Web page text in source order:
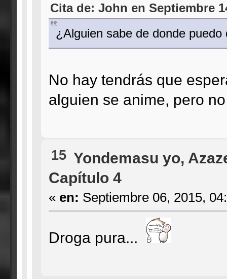
Cita de: John en Septiembre
¿Alguien sabe de donde
No hay tendrás que
alguien se anime, pero
15 Yondemasu yo,
Capítulo 4
« en: Septiembre 06, 2015,
Droga pura...